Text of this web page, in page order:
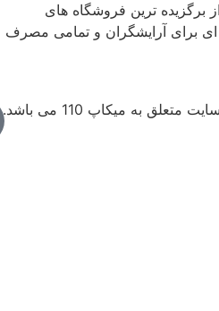
اینترنتی میکاپ 110، از برگزیده ترین فروشگاه های
برای آرایشگران و تمامی مصرف
به میکاپ 110 می‌ باشد.